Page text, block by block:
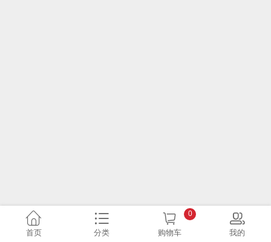
首页 分类 购物车
0
我的